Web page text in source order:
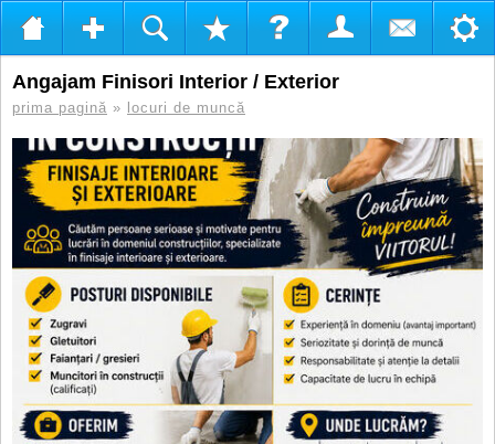
Angajam Finisori Interior / Exterior
prima pagină » locuri de muncă